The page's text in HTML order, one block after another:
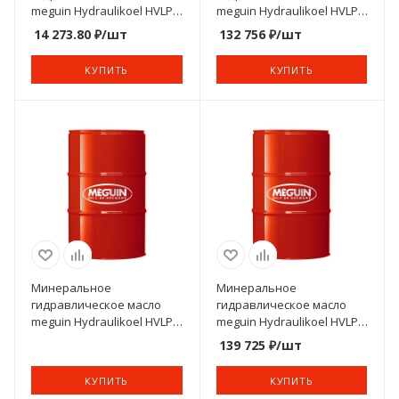
meguin Hydraulikoel HVLP
46
14 273.80 ₽/шт
КУПИТЬ
meguin Hydraulikoel HVLP
46
132 756₽/шт
КУПИТЬ
Минеральное
гидравлическое масло
meguin Hydraulikoel HVLP
КУПИТЬ
Минеральное
гидравлическое масло
meguin Hydraulikoel HVLP
32
139 725 ₽/шт
КУПИТЬ